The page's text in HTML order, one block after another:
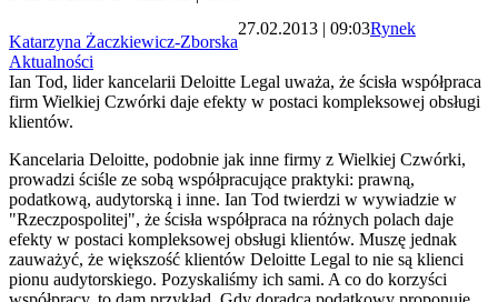
Katarzyna Żaczkiewicz-Zborska
27.02.2013 | 09:03Rynek
Aktualności
Ian Tod, lider kancelarii Deloitte Legal uważa, że ścisła współpraca
firm Wielkiej Czwórki daje efekty w postaci kompleksowej obsługi
klientów.
Kancelaria Deloitte, podobnie jak inne firmy z Wielkiej Czwórki,
prowadzi ściśle ze sobą współpracujące praktyki: prawną,
podatkową, audytorską i inne. Ian Tod twierdzi w wywiadzie w
"Rzeczpospolitej", że ścisła współpraca na różnych polach daje
efekty w postaci kompleksowej obsługi klientów. Muszę jednak
zauważyć, że większość klientów Deloitte Legal to nie są klienci
pionu audytorskiego. Pozyskaliśmy ich sami. A co do korzyści